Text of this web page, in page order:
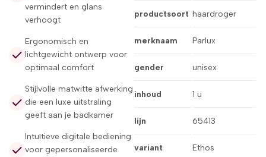
vermindert en glans
verhoogt
Ergonomisch en
lichtgewicht ontwerp voor
optimaal comfort
Stijlvolle matwitte afwerking
die een luxe uitstraling
geeft aan je badkamer
Intuïtieve digitale bediening
voor gepersonaliseerde
productsoort haardroger
merknaam Parlux
gender unisex
inhoud 1 u
lijn 65413
variant Ethos